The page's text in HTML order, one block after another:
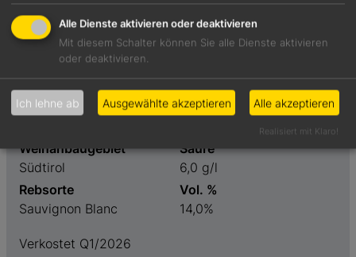
Chicoreesalat mit Crevetten und Cocktailsauce
Weinart
Geschmack
Restzucker
Weinanbaugebiet
Südtirol
Säure
6,0 g/l
Rebsorte
Sauvignon Blanc
Vol. %
14,0%
Verkostet Q1/2026
Alle Dienste aktivieren oder deaktivieren
Mit diesem Schalter können Sie alle Dienste aktivieren
oder deaktivieren.
Ich lehne ab Ausgewählte akzeptieren Alle akzeptieren
Realisiert mit Klaro!